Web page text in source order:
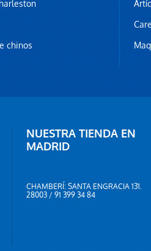
chinos
NUESTRA TIENDA EN
MADRID
CHAMBERÍ: SANTA ENGRACIA 131.
28003 / 91 399 34 84